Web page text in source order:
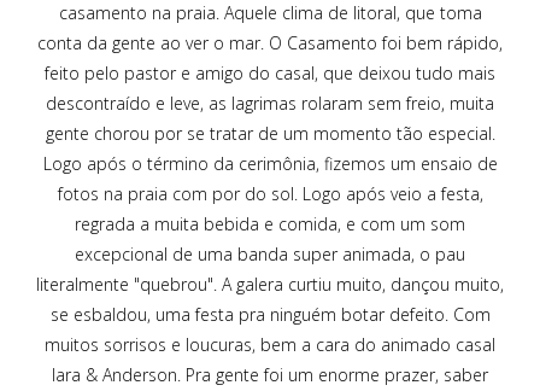
casamento na praia. Aquele clima de litoral, que toma
conta da gente ao ver o mar. O Casamento foi bem rápido,
feito pelo pastor e amigo do casal, que deixou tudo mais
descontraído e leve, as lagrimas rolaram sem freio, muita
gente chorou por se tratar de um momento tão especial.
Logo após o término da cerimônia, fizemos um ensaio de
fotos na praia com por do sol. Logo após veio a festa,
regrada a muita bebida e comida, e com um som
excepcional de uma banda super animada, o pau
literalmente "quebrou". A galera curtiu muito, dançou muito,
se esbaldou, uma festa pra ninguém botar defeito. Com
muitos sorrisos e loucuras, bem a cara do animado casal
Iara & Anderson. Pra gente foi um enorme prazer, saber